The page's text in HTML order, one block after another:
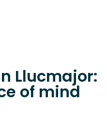
Llucmajor:
of mind